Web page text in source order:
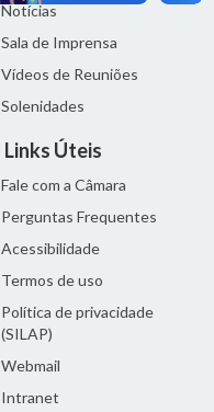
Notícias
Sala de Imprensa
Vídeos de Reuniões
Solenidades
Links Úteis
Fale com a Câmara
Perguntas Frequentes
Acessibilidade
Termos de uso
Política de privacidade
(SILAP)
Webmail
Intranet